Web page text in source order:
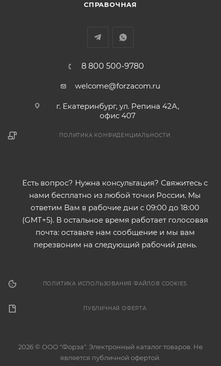
СПРАВОЧНАЯ
8 800 500-9780
welcome@forzacom.ru
г. Екатеринбург, ул. Репина 42А,
офис 407
ПОЛИТИКА КОНФИДЕНЦИАЛЬНОСТИ
Есть вопрос? Нужна консультация? Свяжитесь с
нами бесплатно из любой точки России. Мы
ответим Вам в рабочие дни с 09:00 до 18:00
(GMT+5). В остальное время работает голосовая
почта: оставьте нам сообщение и мы вам
перезвоним на следующий рабочий день.
ПОЛИТИКА ИСПОЛЬЗОВАНИЯ ФАЙЛОВ COOKIES
ПУБЛИЧНАЯ ОФЕРТА
2026 © ООО "Форза". Электронный каталог товаров. Не
является публичной офертой.